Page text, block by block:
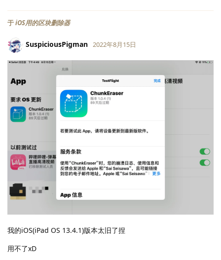
于iOS用的区块删除器
SuspiciousPigman
LV.0
2022年8月15日
我的iOS(iPad OS 13.4.1)版本太旧了捏
用不了xD